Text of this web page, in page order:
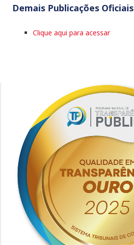
Demais Publicações Oficiais
Clique aqui para acessar